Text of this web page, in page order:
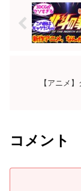
【アニメ
コメント